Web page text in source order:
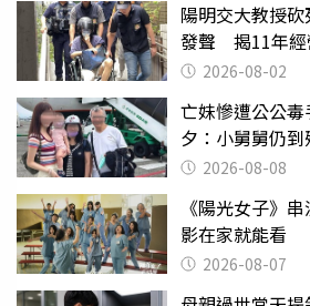
陽明交大教授
發聲 揭11年經
2026-08-02
亡妹慘遭公公
夕：小舅舅仍
2026-08-08
《陽光女子》
影在家就能看
2026-08-07